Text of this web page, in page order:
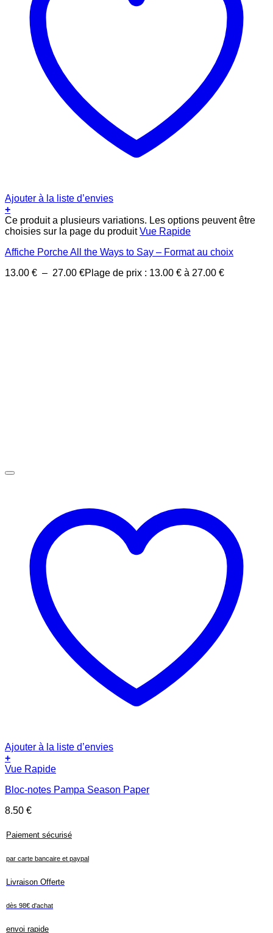
Ajouter à la liste d’envies
+
Ce produit a plusieurs variations. Les options peuvent être
choisies sur la page du produitVue Rapide
Affiche Porche All the Ways to Say – Format au choix
13.00 € – 27.00 €Plage de prix : 13.00 € à 27.00 €
Ajouter à la liste d’envies
+
Vue Rapide
Bloc-notes Pampa Season Paper
8.50 €
Paiement sécurisé
par carte bancaire et paypal
Livraison Offerte
dès 98€ d'achat
envoi rapide